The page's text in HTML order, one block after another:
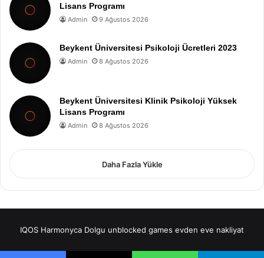
Lisans Programı
Admin 9 Ağustos 2026
Beykent Üniversitesi Psikoloji Ücretleri 2023
Admin 8 Ağustos 2026
Beykent Üniversitesi Klinik Psikoloji Yüksek
Lisans Programı
Admin 8 Ağustos 2026
Daha Fazla Yükle
IQOS Harmonyca Dolgu unblocked games evden eve nakliyat